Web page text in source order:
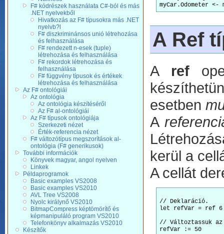
F# kódrészek használata C#-ból és más
.NET nyelvekből
Hivatkozás az F# típusokra más .NET
nyelvb?l
F# diszkriminánsos unió létrehozása
és felhasználása
F# rendezett n-esek (tuple)
létrehozása és felhasználása
F# rekordok létrehozása és
felhasználása
F# függvény típusok és értékek
létrehozása és felhasználása
Az F# ontológiái
Az ontológia
Az ontológia készítéséről
Az F# al-ontológiái
Az F# típusok ontológiája
Szerkezeti nézet
Érték-referencia nézet
F# változótípus megszorítások al-
ontológia (F# generikusok)
További információk
Könyvek magyar, angol nyelven
Linkek
Példaprogramok
Basic examples VS2008
Basic examples VS2010
AVL Tree VS2008
Nyolc királynő VS2010
BitmapCompress képtömörítő és
képmanipuláló program VS2010
Telefonkönyv alkalmazás VS2010
Készítők
A Ref
A ref
esetben
A
kerül a
A cellát
// Deklaráció.
let refVar = ref 6
// Változtassuk
refVar := 50